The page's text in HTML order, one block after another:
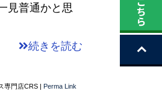
見普通かと思
続きを読む
専門店CRS | Perma Link